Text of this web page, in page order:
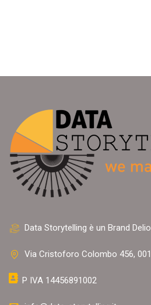
Data Storytelling è un Brand
Via Cristoforo Colombo 456,
P IVA 14456891002